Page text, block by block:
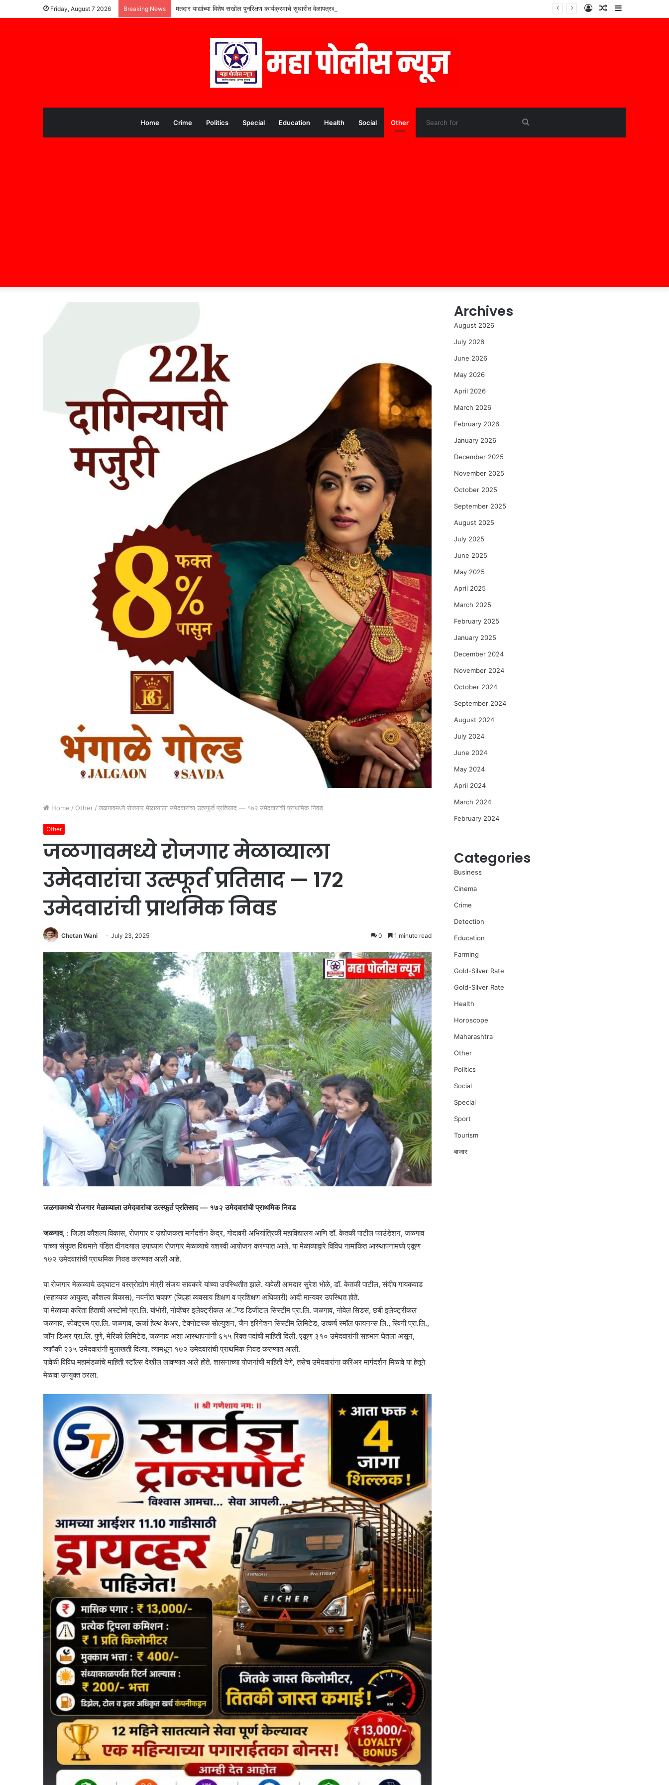
Friday, August 7 2026 Breaking News मतदार याद्यांच्या विशेष सखोल पुनरिक्षण कार्यक्रमाचे सुधारीत वेळापत्रक जाहीर Sidebar
Random
Log
Home Crime Politics Special Education Health Social Other
Home / Other / जळगावमध्ये रोजगार मेळाव्याला उमेदवारांचा उत्स्फूर्त प्रतिसाद — १७२ उमेदवारांची प्राथमिक निवड
Other
जळगावमध्ये रोजगार मेळाव्याला
उमेदवारांचा उत्स्फूर्त प्रतिसाद — १७२
उमेदवारांची प्राथमिक निवड
Chetan Wani July 23, 2025 0 1 minute read
जळगावमध्ये रोजगार मेळाव्याला उमेदवारांचा उत्स्फूर्त प्रतिसाद — १७२ उमेदवारांची प्राथमिक निवड
जळगाव, : जिल्हा कौशल्य विकास, रोजगार व उद्योजकता मार्गदर्शन केंद्र, गोदावरी अभियांत्रिकी महाविद्यालय आणि डॉ. केतकी पाटील फाउंडेशन, जळगाव
यांच्या संयुक्त विद्यमाने पंडित दीनदयाल उपाध्याय रोजगार मेळाव्याचे यशस्वी आयोजन करण्यात आले. या मेळाव्याद्वारे विविध नामांकित आस्थापनांमध्ये एकूण
१७२ उमेदवारांची प्राथमिक निवड करण्यात आली आहे.
या रोजगार मेळाव्याचे उद्घाटन वस्त्रोद्योग मंत्री संजय सावकारे यांच्या उपस्थितीत झाले. यावेळी आमदार सुरेश भोळे, डॉ. केतकी पाटील, संदीप गायकवाड
(सहाय्यक आयुक्त, कौशल्य विकास), नवनीत चव्हाण (जिल्हा व्यवसाय शिक्षण व प्रशिक्षण अधिकारी) आदी मान्यवर उपस्थित होते.
या मेळाव्या करिता हिताची अस्टोमो प्रा.लि. बांभोरी, नोव्हेंचर इलेक्ट्रीकल अॅण्ड डिजीटल सिस्टीम प्रा.लि. जळगाव, नोवेल सिडस, छबी इलेक्ट्रीकल
जळगाव, स्पेक्ट्रम प्रा.लि. जळगाव, ऊर्जा हेल्थ केअर, टेक्नोटस्क सोल्युशन, जैन इरिगेशन सिस्टीम लिमिटेड, उत्कर्ष स्मॉल फायनन्स लि., स्विगी प्रा.लि.,
जॉन डिअर प्रा.लि. पुणे, मेरिको लिमिटेड, जळगाव अशा आस्थापनांनी ६५५ रिक्त पदांची माहिती दिली. एकूण ३१० उमेदवारांनी सहभाग घेतला असून,
त्यापैकी २३५ उमेदवारांनी मुलाखती दिल्या. त्यामधून १७२ उमेदवारांची प्राथमिक निवड करण्यात आली.
यावेळी विविध महामंडळांचे माहिती स्टॉल्स देखील लावण्यात आले होते. शासनाच्या योजनांची माहिती देणे, तसेच उमेदवारांना करिअर मार्गदर्शन मिळावे या हेतूने
मेळावा उपयुक्त ठरला.
Archives
August 2026
July 2026
June 2026
May 2026
April 2026
March 2026
February 2026
January 2026
December 2025
November 2025
October 2025
September 2025
August 2025
July 2025
June 2025
May 2025
April 2025
March 2025
February 2025
January 2025
December 2024
November 2024
October 2024
September 2024
August 2024
July 2024
June 2024
May 2024
April 2024
March 2024
February 2024
Categories
Business
Cinema
Crime
Detection
Education
Farming
Gold-Silver Rate
Gold-Silver Rate
Health
Horoscope
Maharashtra
Other
Politics
Social
Special
Sport
Tourism
बाजार